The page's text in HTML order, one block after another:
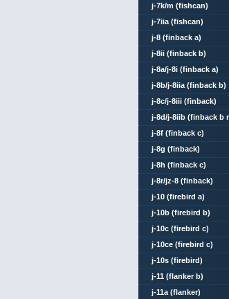
j-7k/m (fishcan)
j-7iia (fishcan)
j-8 (finback a)
j-8ii (finback b)
j-8a/j-8i (finback a)
j-8b/j-8iia (finback b)
j-8c/j-8iii (finback)
j-8d/j-8iib (finback b
j-8f (finback c)
j-8g (finback)
j-8h (finback c)
j-8r/jz-8 (finback)
j-10 (firebird a)
j-10b (firebird b)
j-10c (firebird c)
j-10ce (firebird c)
j-10s (firebird)
j-11 (flanker b)
j-11a (flanker)